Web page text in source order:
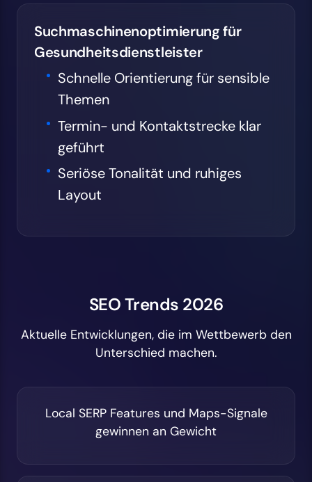
Suchmaschinenoptimierung für
Gesundheitsdienstleister
Schnelle Orientierung für sensible
Themen
Termin- und Kontaktstrecke klar
geführt
Seriöse Tonalität und ruhiges
Layout
SEO Trends 2026
Aktuelle Entwicklungen, die im Wettbewerb den
Unterschied machen.
Local SERP Features und Maps-Signale
gewinnen an Gewicht